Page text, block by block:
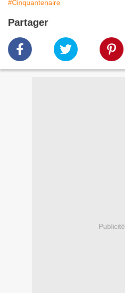
#Cinquantenaire
Partager
Publicité